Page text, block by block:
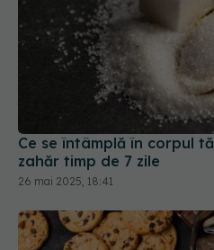
Ce se întâmplă în corpul
zahăr timp de 7 zile
26 mai 2025, 18:41